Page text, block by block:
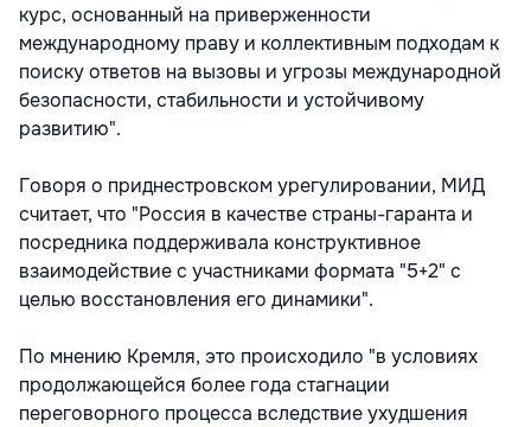
курс, основанный на приверженности
международному праву и коллективным подходам к
поиску ответов на вызовы и угрозы международной
безопасности, стабильности и устойчивому
развитию".
Говоря о приднестровском урегулировании, МИД
считает, что "Россия в качестве страны-гаранта и
посредника поддерживала конструктивное
взаимодействие с участниками формата "5+2" с
целью восстановления его динамики".
По мнению Кремля, это происходило "в условиях
продолжающейся более года стагнации
переговорного процесса вследствие ухудшения